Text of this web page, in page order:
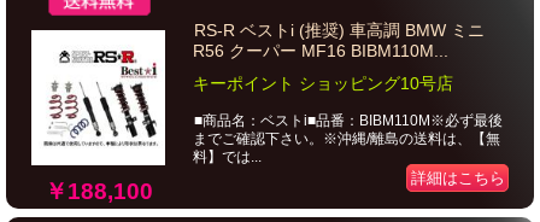
￥188,100
RS-R ベストi (推奨) 車高調 BMW ミニ
R56 クーパー MF16 BIBM110M...
キーポイント ショッピング10号店
■商品名：ベストi■品番：BIBM110M※必ず最後
までご確認下さい。※沖縄/離島の送料は、【無
料】では...
詳細はこちら